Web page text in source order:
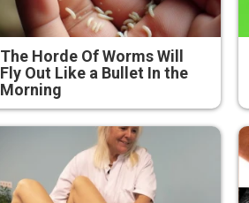
The Horde Of Worms Will
Fly Out Like a Bullet In the
Morning